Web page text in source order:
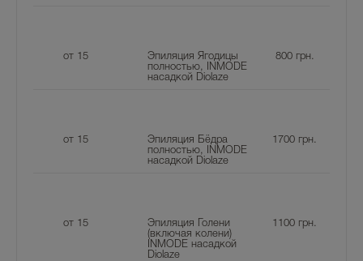
от 15
Эпиляция Ягодицы
полностью, INMODE
насадкой Diolaze
800грн.
от 15
Эпиляция Бёдра
полностью, INMODE
насадкой Diolaze
1700 грн.
от 15
Эпиляция Голени
(включая колени)
INMODE насадкой
Diolaze
1100 грн.